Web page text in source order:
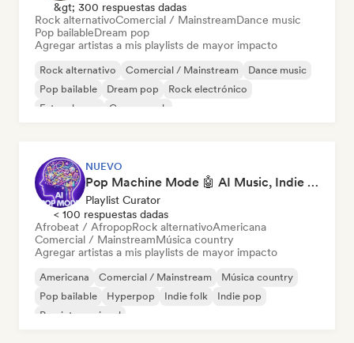
&gt; 300 respuestas dadas
Rock alternativoComercial / MainstreamDance music
Pop bailableDream pop
Agregar artistas a mis playlists de mayor impacto
Rock alternativo Comercial / Mainstream
Dance music
Pop bailable
Dream pop
Rock electrónico
Future house
Garage rock
NUEVO
Pop Machine Mode 🤖 AI Music, Indie Pop & Dream Pop
Playlist Curator
< 100 respuestas dadas
Afrobeat / AfropopRock alternativoAmericana
Comercial / MainstreamMúsica country
Agregar artistas a mis playlists de mayor impacto
Americana Comercial / Mainstream
Música country
Pop bailable
Hyperpop Indie folk
Indie pop
Pop internacional